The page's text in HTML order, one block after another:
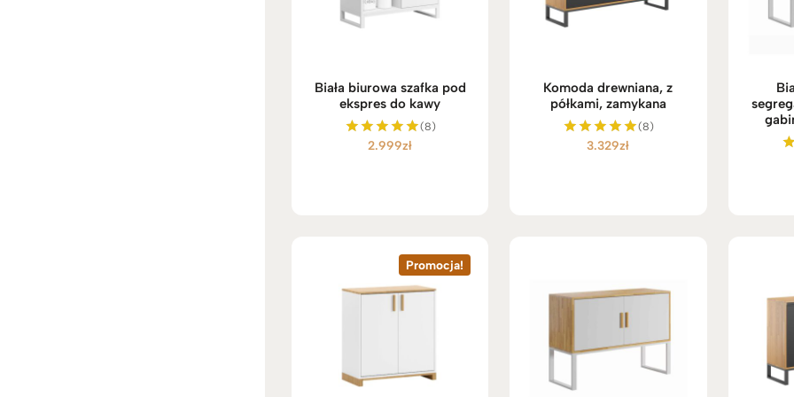
Biała biurowa szafka pod
ekspres do kawy
Oceniono
(8)
2.999zł
Komoda drewniana, z
półkami, zamykana
Oceniono
(8)
3.329zł
Promocja!